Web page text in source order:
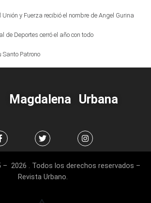
Unión y Fuerza recibió el nombre de Angel Gurina
de Deportes cerró el año con todo
Santo Patrono
Magdalena Urbana
– 2026 . Todos los derechos reservados –
Revista Urbano.